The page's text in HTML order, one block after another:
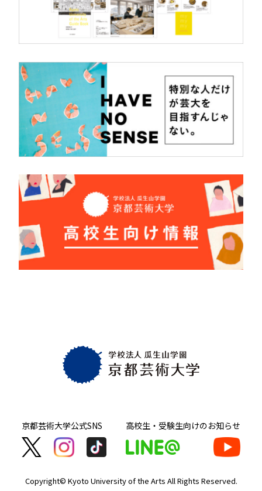
京都芸術大学公式SNS 高校生・受験生向けのお知らせ
Copyright© Kyoto University of the Arts All Rights Reserved.